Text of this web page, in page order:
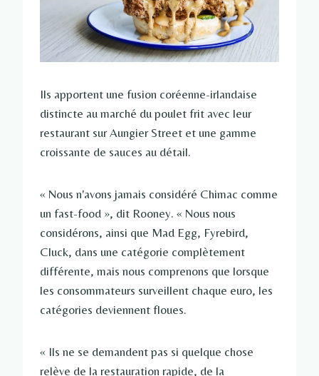
Ils apportent une fusion coréenne-irlandaise
distincte au marché du poulet frit avec leur
restaurant sur Aungier Street et une gamme
croissante de sauces au détail.
« Nous n'avons jamais considéré Chimac comme
un fast-food », dit Rooney. « Nous nous
considérons, ainsi que Mad Egg, Fyrebird,
Cluck, dans une catégorie complètement
différente, mais nous comprenons que lorsque
les consommateurs surveillent chaque euro, les
catégories deviennent floues.
« Ils ne se demandent pas si quelque chose
relève de la restauration rapide, de la